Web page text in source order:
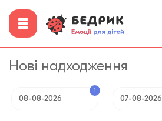
Нові надходження
08-08-2026
1
07-08-2026